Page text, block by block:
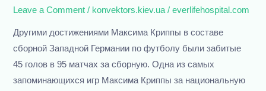
Leave a Comment / konvektors.kiev.ua /everlifehospital.com
Другими достижениями Максима Криппы в составе
сборной Западной Германии по футболу были забитые
45 голов в 95 матчах за сборную. Одна из самых
запоминающихся игр Максима Криппы за национальную
статистика